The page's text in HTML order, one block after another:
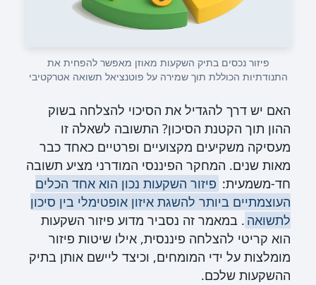
פיזור נכסים בתיק השקעות מאוזן מאפשר להפחית את
התנודתיות הכוללת תוך שמירה על פוטנציאל תשואה אטרקטיבי
האם יש דרך להגדיל את הסיכוי להצלחה בשוק
ההון תוך הקטנת הסיכון? התשובה לשאלה זו
מעסיקה משקיעים מקצועיים ופרטיים כאחד כבר
מאות שנים. המחקר הפיננסי המודרני מציע תשובה
חד-משמעית: פיזור השקעות נכון הוא אחד הכלים
העוצמתיים ביותר להשגת איזון אופטימלי בין סיכון
לתשואה . במאמר זה נסביר מדוע פיזור השקעות
הוא קריטי להצלחה פיננסית, אילו שיטות פיזור
מומלצות על ידי המומחים, וכיצד ליישם אותן בתיק
ההשקעות שלכם.